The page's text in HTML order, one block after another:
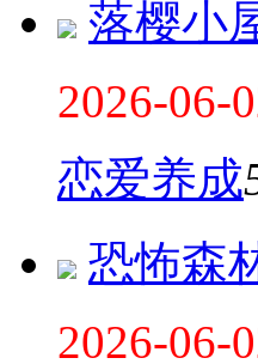
落樱小
2026-06-
恋爱养成
恐怖森
2026-06-